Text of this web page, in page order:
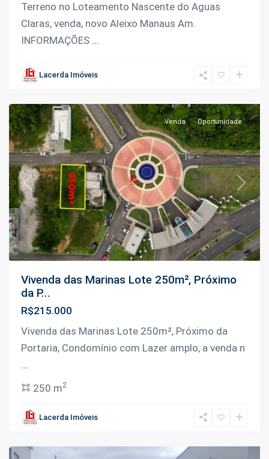
Terreno no Loteamento Nascente do Aguas
Claras, venda, novo Aleixo Manaus Am.
INFORMAÇÕES ...
Lacerda Imóveis
Negra,
Previous Next
Venda Oportunidade
Vivenda das Marinas Lote 250m², Próximo
da P...
R$215.000
Vivenda das Marinas Lote 250m², Próximo da
Portaria, Condomínio com Lazer amplo, a venda n
...
250 m2
Lacerda Imóveis
Negra,